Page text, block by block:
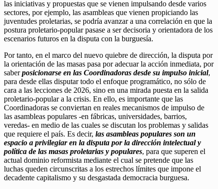
las iniciativas y propuestas que se vienen impulsando desde varios
sectores, por ejemplo, las asambleas que vienen propiciando las
juventudes proletarias, se podría avanzar a una correlación en que la
postura proletario-popular pasase a ser decisoria y orientadora de los
escenarios futuros en la disputa con la burguesía.
Por tanto, en el marco del nuevo quiebre de dirección, la disputa por
la orientación de las masas pasa por adecuar la acción inmediata, por
saberposicionarse en las Coordinadoras desde su impulso inicial,
para desde ellas disputar todo el enfoque programático, no sólo de
cara a las lecciones de 2026, sino en una mirada puesta en la salida
proletario-popular a la crisis. En ello, es importante que las
Coordinadoras se conviertan en reales mecanismos de impulso de
las asambleas populares -en fábricas, universidades, barrios,
veredas- en medio de las cuales se discutan los problemas y salidas
que requiere el país. Es decir, las asambleas populares son un
espacio a privilegiar en la disputa por la dirección intelectual y
política de las masas proletarias y populares, para que superen el
actual dominio reformista mediante el cual se pretende que las
luchas queden circunscritas a los estrechos límites que impone el
decadente capitalismo y su desgastada democracia burguesa.